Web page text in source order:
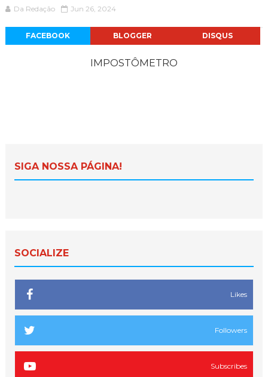
Da Redação Jun 26, 2024
FACEBOOK BLOGGER DISQUS
IMPOSTÔMETRO
SIGA NOSSA PÁGINA!
SOCIALIZE
Likes
Followers
Subscribes